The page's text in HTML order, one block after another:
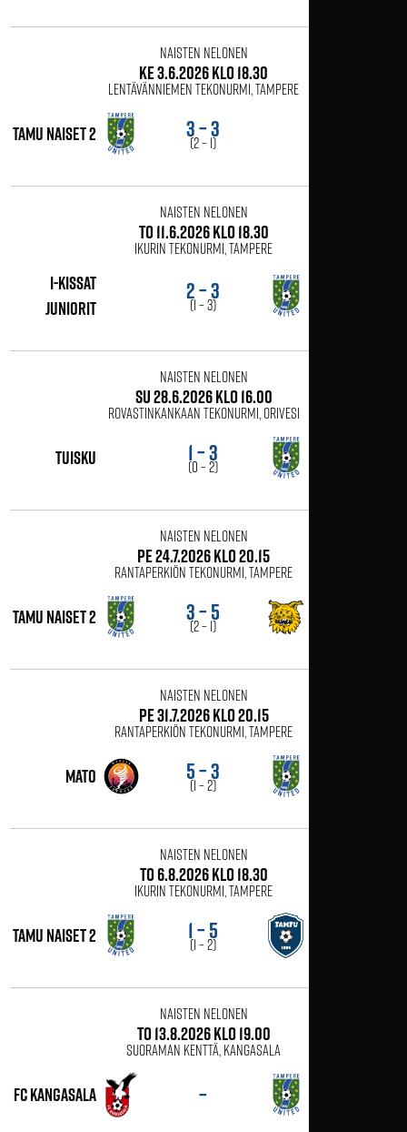
Naisten Nelonen
ke 3.6.2026 klo 18.30
Lentävänniemen tekonurmi, Tampere
tamu naiset 2 3 – 3
(2 – 1)
Naisten Nelonen
to 11.6.2026 klo 18.30
Ikurin tekonurmi, Tampere
I-Kissat
juniorit
2 – 3
(1 – 3)
Naisten Nelonen
su 28.6.2026 klo 16.00
Rovastinkankaan tekonurmi, Orivesi
Tuisku 1 – 3
(0 – 2)
Naisten Nelonen
pe 24.7.2026 klo 20.15
Rantaperkiön tekonurmi, Tampere
tamu naiset 2 3 – 5
(2 – 1)
Naisten Nelonen
pe 31.7.2026 klo 20.15
Rantaperkiön tekonurmi, Tampere
MaTo 5 – 3
(1 – 2)
Naisten Nelonen
to 6.8.2026 klo 18.30
Ikurin tekonurmi, Tampere
tamu naiset 2 1 – 5
(1 – 2)
Naisten Nelonen
to 13.8.2026 klo 19.00
Suoraman kenttä, Kangasala
FC Kangasala –